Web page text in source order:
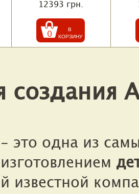
12393 грн.
0
создания
- это одна из
известной